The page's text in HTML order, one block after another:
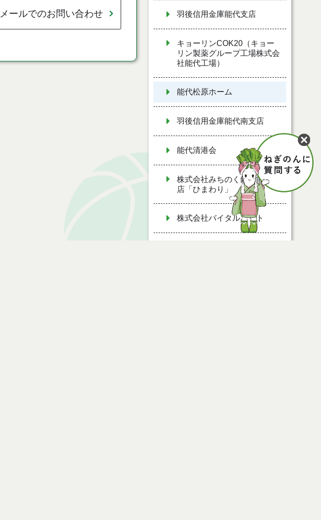
メールでのお問い合わせ 羽後信用金庫能代支店
キョーリンCOK20（キョー
リン製薬グループ工場株式会
社能代工場）
能代松原ホーム
羽後信用金庫能代南支店
能代清港会
株式会社みちのく銀行能代支
店「ひまわり」
株式会社バイタルネット